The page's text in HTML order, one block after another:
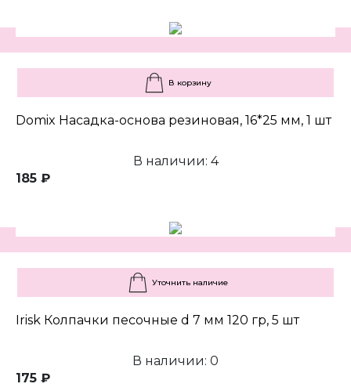
В корзину
Domix Насадка-основа резиновая, 16*25 мм, 1 шт
В наличии: 4
185 ₽
Уточнить наличие
Irisk Колпачки песочные d 7 мм 120 гр, 5 шт
В наличии: 0
175 ₽